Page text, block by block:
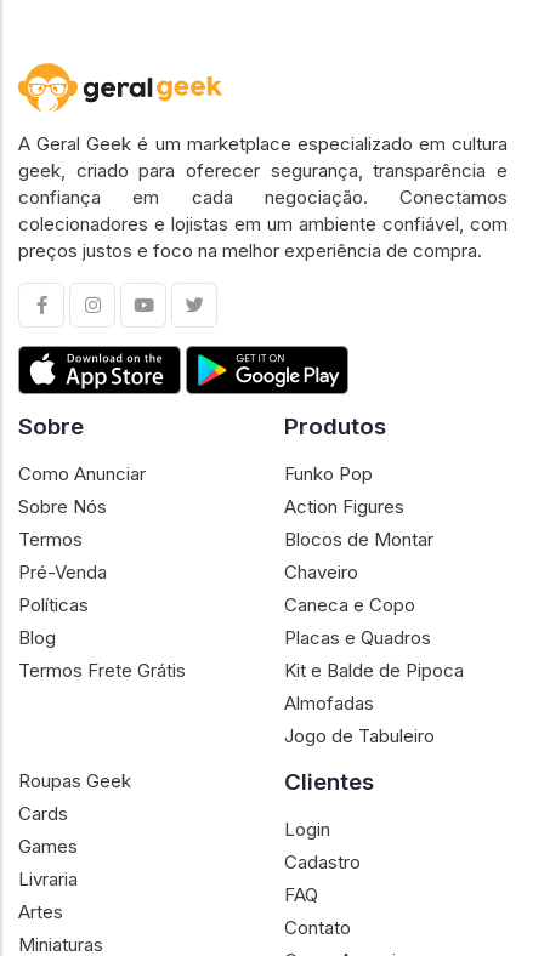
A Geral Geek é um marketplace especializado em cultura
geek, criado para oferecer segurança, transparência e
confiança em cada negociação. Conectamos
colecionadores e lojistas em um ambiente confiável, com
preços justos e foco na melhor experiência de compra.
Sobre
Como Anunciar
Sobre Nós
Termos
Pré-Venda
Políticas
Blog
Termos Frete Grátis
Produtos
Funko Pop
Action Figures
Blocos de Montar
Chaveiro
Caneca e Copo
Placas e Quadros
Kit e Balde de Pipoca
Almofadas
Jogo de Tabuleiro
Roupas Geek
Cards
Games
Livraria
Artes
Miniaturas
Clientes
Login
Cadastro
FAQ
Contato